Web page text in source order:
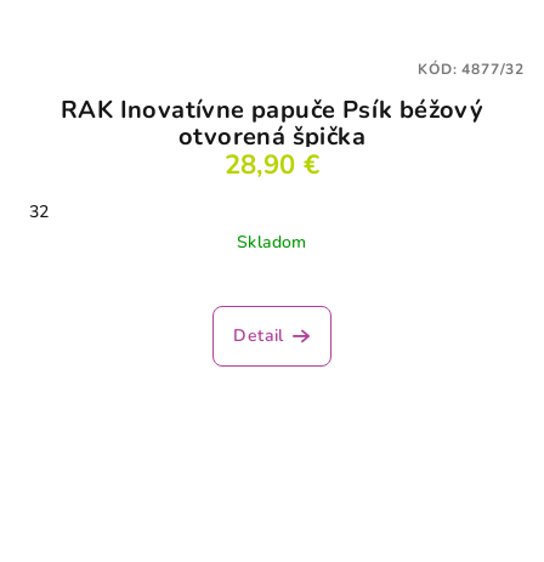
RAK Inovatívne papuče Psík béžový
otvorená špička
28,90 €
32
Skladom
Detail
KÓD:4877/32